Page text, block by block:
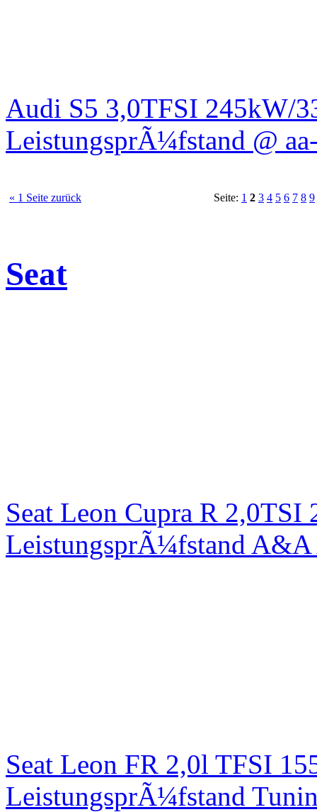
Audi S5 3,0TFSI 245kW/
LeistungsprÃ¼fstand @
« 1 Seite zurück Seite: 1 2 3 4 5 6 7 8 9
Seat
Seat Leon Cupra R
LeistungsprÃ¼fstand
Seat Leon FR 2,0l TFSI
LeistungsprÃ¼fstand